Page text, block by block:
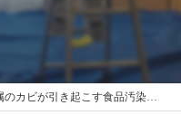
ビが引き起こす食品汚染と健康リスク